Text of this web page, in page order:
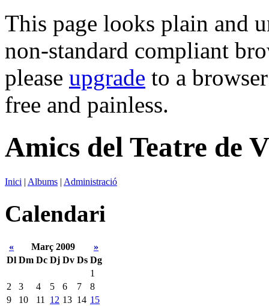
This page looks plain and
non-standard compliant
please upgrade to a
free and painless.
Amics del Teatre de
Inici | Albums | Administració
Calendari
« Març 2009
»
Dl Dm Dc Dj Dv Ds Dg
1
2
3 4 5 6 7
8
9
10 11 12 13 14 15